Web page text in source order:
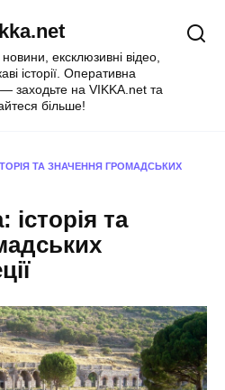
ексклюзивні відео,
історії. Оперативна
заходьте на VIKKA.net та
більше!
ТА ЗНАЧЕННЯ ГРОМАДСЬКИХ
та